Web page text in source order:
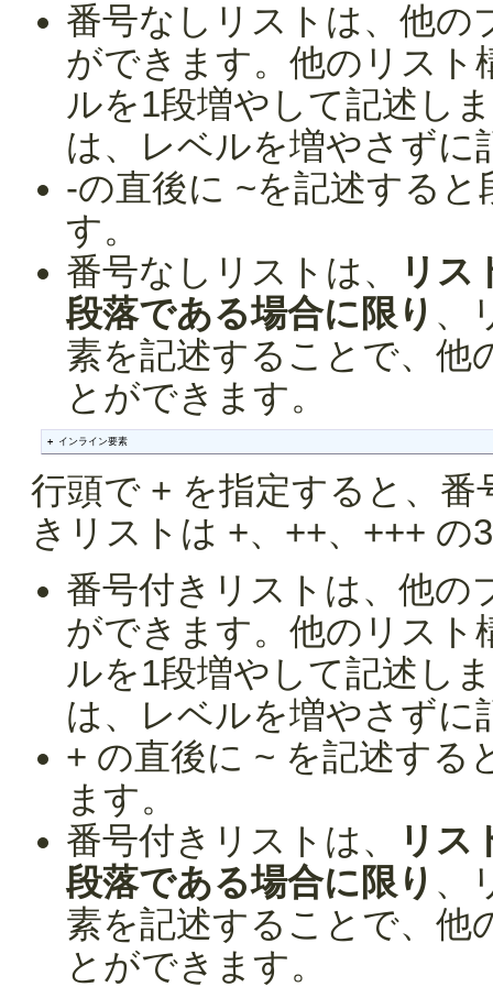
番号なしリストは、他の
ができます。他のリスト
ルを1段増やして記述し
は、レベルを増やさずに
-の直後に ~を記述する
す。
番号なしリストは、
リス
段落である場合に限り 、
素を記述することで、他
とができます。
+ インライン要素
行頭で + を指定すると、
きリストは +、++、+++ の
番号付きリストは、他の
ができます。他のリスト
ルを1段増やして記述し
は、レベルを増やさずに
+ の直後に ~ を記述する
ます。
番号付きリストは、
リス
段落である場合に限り 、
素を記述することで、他
とができます。